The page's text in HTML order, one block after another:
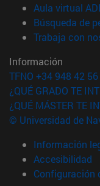
Aula virtual ADI
Búsqueda de
Trabaja con
Información
TFNO +34 948 42
¿QUÉ GRADO TE
¿QUÉ MÁSTER TE
© Universidad de
Información
Accesibilidad
Configuración